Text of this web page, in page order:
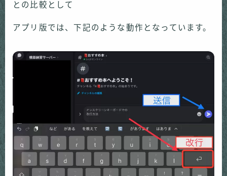
との比較として
アプリ版では、下記のような動作となっています。